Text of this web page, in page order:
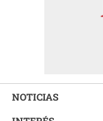
NOTICIAS